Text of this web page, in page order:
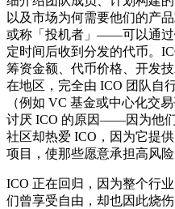
以及市场为何需要他们的产
或称「投机者」——可以通过
定时间后收到分发的代币。
筹资金额、代币价格、开发
在地区，完全由 ICO 团队自
（例如 VC 基金或中心化交
讨厌 ICO 的原因——因为他
社区却热爱 ICO，因为它提
项目，使那些愿意承担高风
ICO 正在回归，因为整个行
们曾享受自由，却也因此烧